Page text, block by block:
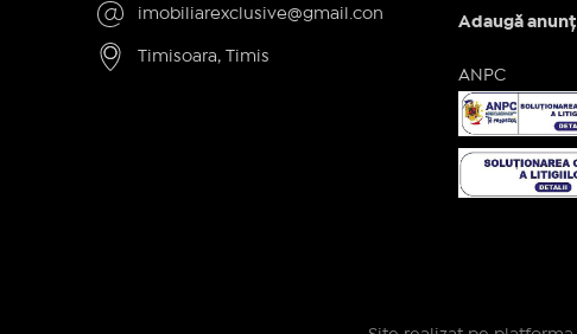
imobiliarexclusive@gmail.con
Timisoara, Timis
Adaugă anunț
ANPC